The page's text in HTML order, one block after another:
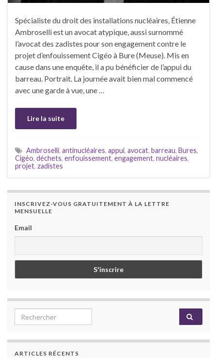
Spécialiste du droit des installations nucléaires, Étienne
Ambroselli est un avocat atypique, aussi surnommé
l’avocat des zadistes pour son engagement contre le
projet d’enfouissement Cigéo à Bure (Meuse). Mis en
cause dans une enquête, il a pu bénéficier de l’appui du
barreau. Portrait. La journée avait bien mal commencé
avec une garde à vue, une …
Lire la suite
Ambroselli, antinucléaires, appui, avocat, barreau, Bures,
Cigéo, déchets, enfouissement, engagement, nucléaires,
projet, zadistes
INSCRIVEZ-VOUS GRATUITEMENT À LA LETTRE
MENSUELLE
Email
Search for:
ARTICLES RÉCENTS